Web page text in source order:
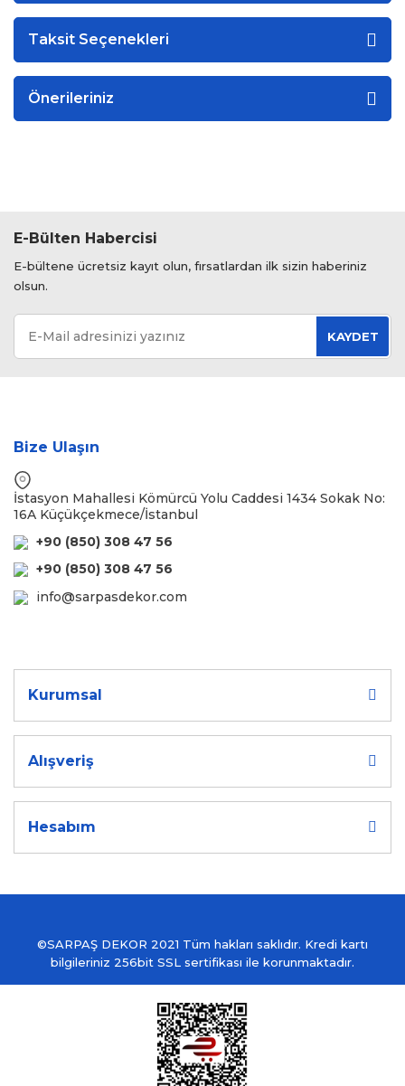
Taksit Seçenekleri
Önerileriniz
E-Bülten Habercisi
E-bültene ücretsiz kayıt olun, fırsatlardan ilk sizin haberiniz
olsun.
KAYDET
Bize Ulaşın
İstasyon Mahallesi Kömürcü Yolu Caddesi 1434 Sokak No:
16A Küçükçekmece/İstanbul
+90 (850) 308 47 56
+90 (850) 308 47 56
info@sarpasdekor.com
Kurumsal
Alışveriş
Hesabım
©SARPAŞ DEKOR 2021 Tüm hakları saklıdır. Kredi kartı
bilgileriniz 256bit SSL sertifikası ile korunmaktadır.